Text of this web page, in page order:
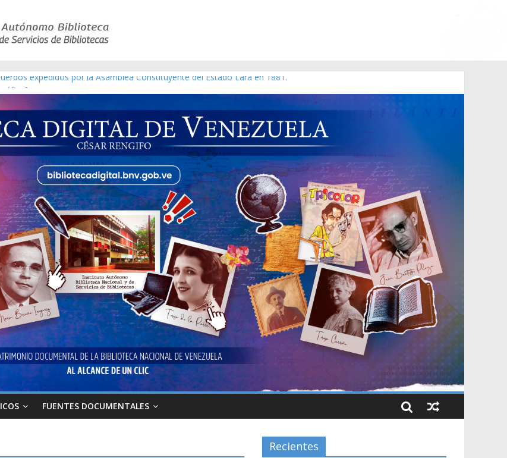
expedidos por la Asamblea Constituyente del Estado Lara en 1881.
gráfico]
de Venezuela año CXXXIII Mes V, Caracas 09 de marzo de 2006 N° 38.394
de Modesta Bor
FUENTES DOCUMENTALES
Recientes